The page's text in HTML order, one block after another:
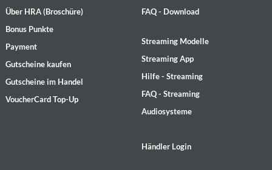
Über HRA (Broschüre)
Bonus Punkte
Payment
Gutscheine kaufen
Gutscheine im Handel
VoucherCard Top-Up
FAQ - Download
Streaming Modelle
Streaming App
Hilfe - Streaming
FAQ - Streaming
Audiosysteme
Händler Login